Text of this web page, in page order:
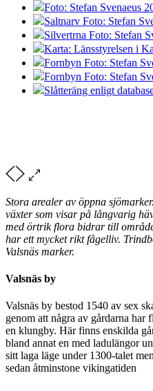
Foto: Stefan Svenaeus
Saltnarv Foto: Stefan
Silvertrna Foto: Stefan
Karta: Länsstyrelsen i
Fornbyn Foto: Stefan
Fornbyn Foto: Stefan
Slåtteräng enligt
Stora arealer av öppna
växter som visar på långvarig
med örtrik flora bidrar till
har ett mycket rikt fågelliv.
Valsnäs marker.
Valsnäs by
Valsnäs by bestod 1540 av sex
genom att några av gårdarna
en klungby. Här finns enskilda
bland annat en med ladulängor
sitt laga läge under 1300-talet
sedan åtminstone vikingatiden